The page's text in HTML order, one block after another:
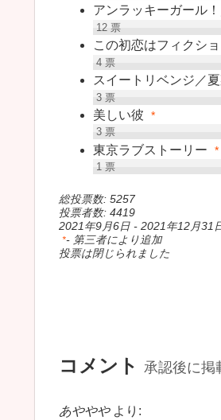
アンラッキーガール
12票
この初恋はフィクシ
4票
スイートリベンジ／
3票
美しい彼 *
3票
東京ラブストーリー *
1票
総投票数: 5257
投票者数: 4419
2021年9月6日 - 2021年12月31
*- 第三者により追加
投票は閉じられました
コメント 承認後に掲
あややや より: